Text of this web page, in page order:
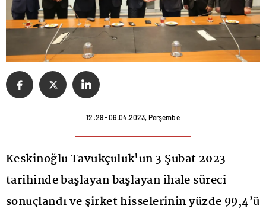
12:29 - 06.04.2023, Perşembe
Keskinoğlu Tavukçuluk'un 3 Şubat 2023
tarihinde başlayan başlayan ihale süreci
sonuçlandı ve şirket hisselerinin yüzde 99,4’ü